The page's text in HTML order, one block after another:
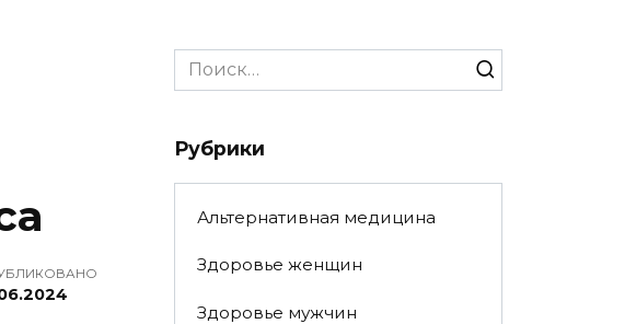
Search
for:
Рубрики
Альтернативная медицина
Здоровье женщин
Здоровье мужчин